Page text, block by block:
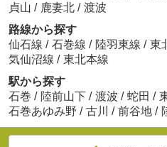
貞山 / 鹿妻北 / 渡波
路線から探す
仙石線 / 石巻線 / 陸羽東線 / 東
気仙沼線 / 東北本線
駅から探す
石巻 / 陸前山下 / 渡波 / 蛇田 /
石巻あゆみ野 / 古川 / 前谷地 /